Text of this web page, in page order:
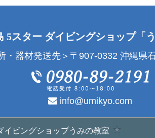
5スター ダイビングショップ「
・器材発送先＞〒907-0332 沖縄県
info@umikyo.com